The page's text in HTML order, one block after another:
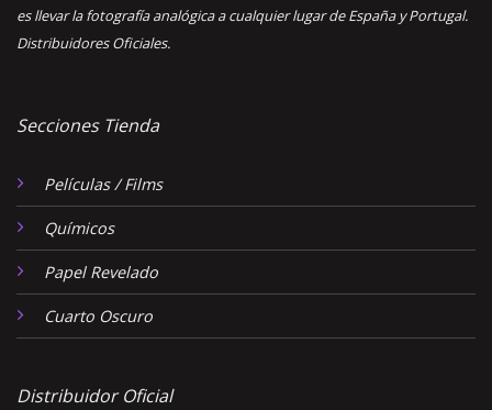
es llevar la fotografía analógica a cualquier lugar de España y Portugal.
Distribuidores Oficiales.
Secciones Tienda
Películas / Films
Químicos
Papel Revelado
Cuarto Oscuro
Distribuidor Oficial